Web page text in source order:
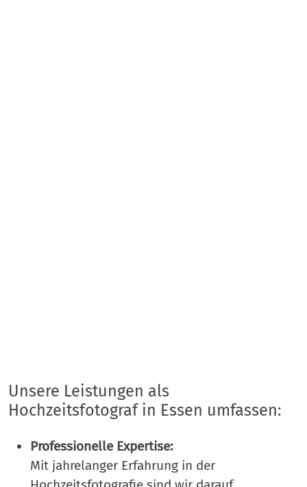
Unsere Leistungen als
Hochzeitsfotograf in Essen umfassen:
Professionelle Expertise:
Mit jahrelanger Erfahrung in der